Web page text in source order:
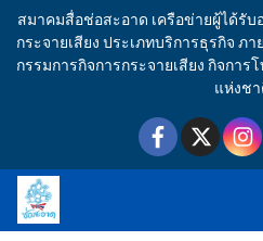
สมาคมสื่อช่อสะอาด เครือข่ายผู้ได้รั
กระจายเสียง ประเภทบริการธุรกิจ
กรรมการกิจการกระจายเสียง กิจกา
แห่งช